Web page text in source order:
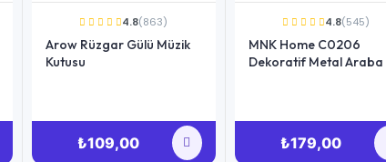
4.8(863)
Arow Rüzgar Gülü Müzik
Kutusu
₺109,00
4.8(545)
MNK Home C0206
Dekoratif Metal Araba
₺179,00